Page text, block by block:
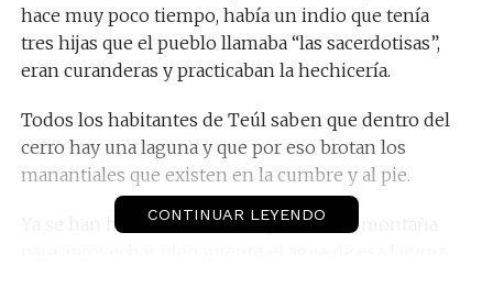
hace muy poco tiempo, había un indio que tenía
tres hijas que el pueblo llamaba “las sacerdotisas”,
eran curanderas y practicaban la hechicería.
Todos los habitantes de Teúl saben que dentro del
cerro hay una laguna y que por eso brotan los
manantiales que existen en la cumbre y al pie.
Ya se han hecho intentos de perforar la montaña
CONTINUAR LEYENDO